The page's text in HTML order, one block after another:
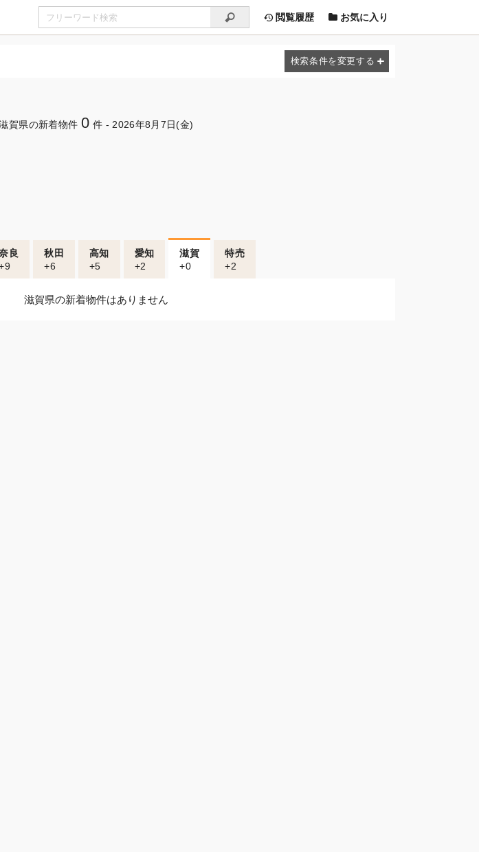
閲覧履歴 お気に入り
賀県の新着物件 0 件 -2026年8月7日(金)
良
秋田
+6
高知
+5
愛知
+2
滋賀
+0
特売
+2
滋賀県の新着物件はありません